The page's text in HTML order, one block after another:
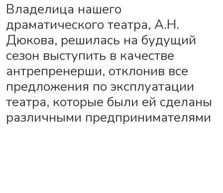
Владелица нашего
драматического театра, А.Н.
Дюкова, решилась на будущий
сезон выступить в качестве
антрепренерши, отклонив все
предложения по эксплуатации
театра, которые были ей сделаны
различными предпринимателями